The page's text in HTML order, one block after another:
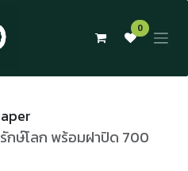
0
กษ์โลก พร้อมฝาปิด 700